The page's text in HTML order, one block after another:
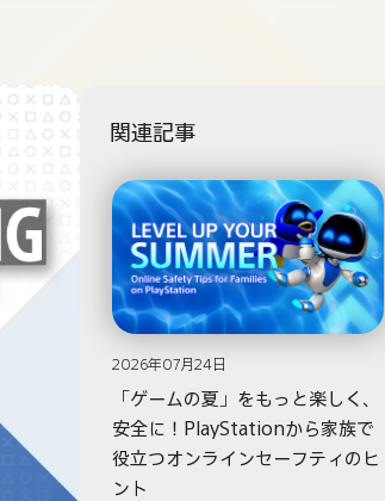
関連記事
「ゲームの夏」をもっと楽しく、
安全に！PlayStationから家族で
役立つオンラインセーフティのヒ
ント
2026年07月24日